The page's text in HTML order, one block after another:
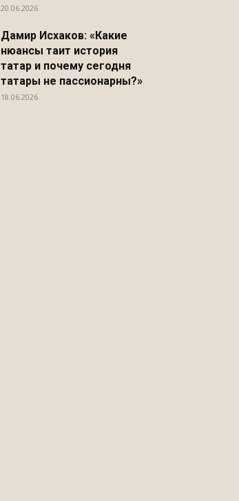
20.06.2026
Дамир Исхаков: «Какие
нюансы таит история
татар и почему сегодня
татары не пассионарны?»
18.06.2026